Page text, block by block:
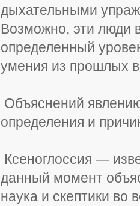
дыхательными
Возможно, эти люди
определенный
умения из прошлых
Объяснений
определения и
Ксеноглоссия —
данный момент
наука и скептики